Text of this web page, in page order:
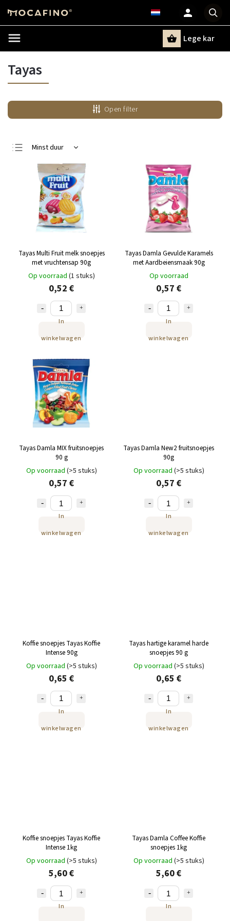
Lege kar
Tayas
Open filter
Minst duur
Duurste
Bestsellers
Alfabetisch
Tayas Multi Fruit melk snoepjes
met vruchtensap 90g
Op voorraad (1 stuks)
0,52 €
In
winkelwagen
Tayas Damla Gevulde Karamels
met Aardbeiensmaak 90g
Op voorraad
0,57 €
In
winkelwagen
Tayas Damla MIX fruitsnoepjes
90 g
Op voorraad (>5 stuks)
0,57 €
In
winkelwagen
Tayas Damla New2 fruitsnoepjes
90g
Op voorraad (>5 stuks)
0,57 €
In
winkelwagen
Koffie snoepjes Tayas Koffie
Intense 90g
Op voorraad (>5 stuks)
0,65 €
In
winkelwagen
Tayas hartige karamel harde
snoepjes 90 g
Op voorraad (>5 stuks)
0,65 €
In
winkelwagen
Koffie snoepjes Tayas Koffie
Intense 1kg
Op voorraad (>5 stuks)
5,60 €
In
Tayas Damla Coffee Koffie
snoepjes 1kg
Op voorraad (>5 stuks)
5,60 €
In